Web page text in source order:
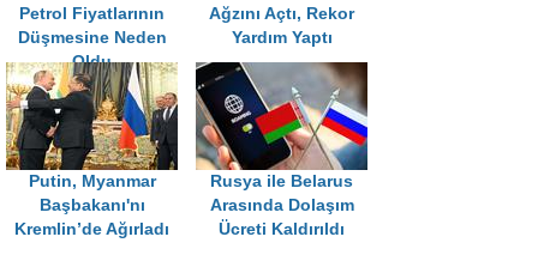
Petrol Fiyatlarının
Düşmesine Neden
Oldu
Ağzını Açtı, Rekor
Yardım Yaptı
Putin, Myanmar
Başbakanı'nı
Kremlin’de Ağırladı
Rusya ile Belarus
Arasında Dolaşım
Ücreti Kaldırıldı